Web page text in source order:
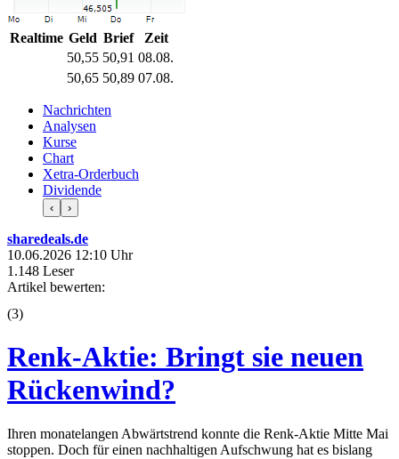
Realtime Geld Brief
Zeit
50,55 50,91 08.08.
50,65 50,89 07.08.
Nachrichten
Analysen
Kurse
Chart
Xetra-Orderbuch
Dividende
‹ ›
sharedeals.de
10.06.2026 12:10 Uhr
1.148 Leser
Artikel bewerten:
(3)
Renk-Aktie: Bringt sie neuen
Rückenwind?
Ihren monatelangen Abwärtstrend konnte die Renk-Aktie Mitte Mai
stoppen. Doch für einen nachhaltigen Aufschwung hat es bislang